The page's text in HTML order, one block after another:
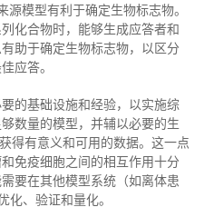
模型有利于确定生物标志物。
化合物时，能够生成应答者和
助于确定生物标志物，以区分
应答。
的基础设施和经验，以实施综
数量的模型，并辅以必要的生
得有意义和可用的数据。这一点
免疫细胞之间的相互作用十分
要在其他模型系统（如离体患
化、验证和量化。